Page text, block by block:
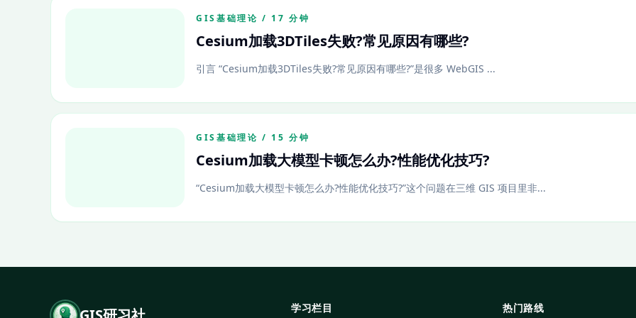
GIS基础理论 / 17 分钟
Cesium加载3DTiles失败?常见原因有哪些?
引言 “Cesium加载3DTiles失败?常见原因有哪些?”是很多 WebGIS ...
GIS基础理论 / 15 分钟
Cesium加载大模型卡顿怎么办?性能优化技巧?
“Cesium加载大模型卡顿怎么办?性能优化技巧?”这个问题在三维 GIS 项目里非...
学习栏目 热门路线